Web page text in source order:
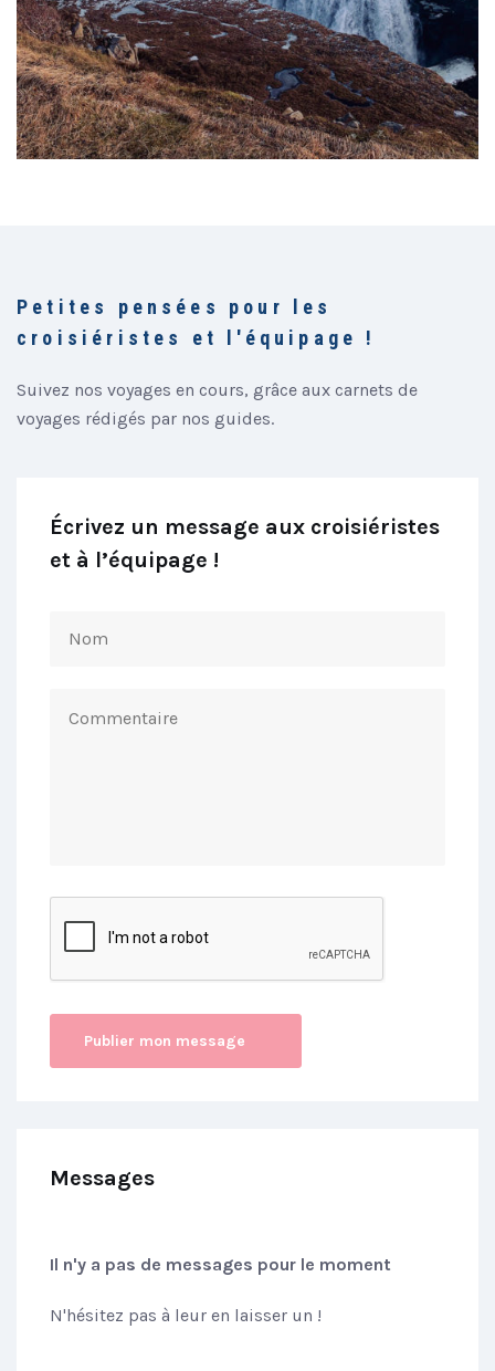
Petites pensées pour les
croisiéristes et l'équipage !
Suivez nos voyages en cours, grâce aux carnets de
voyages rédigés par nos guides.
Écrivez un message aux croisiéristes
et à l’équipage !
Messages
Il n'y a pas de messages pour le moment
N'hésitez pas à leur en laisser un !